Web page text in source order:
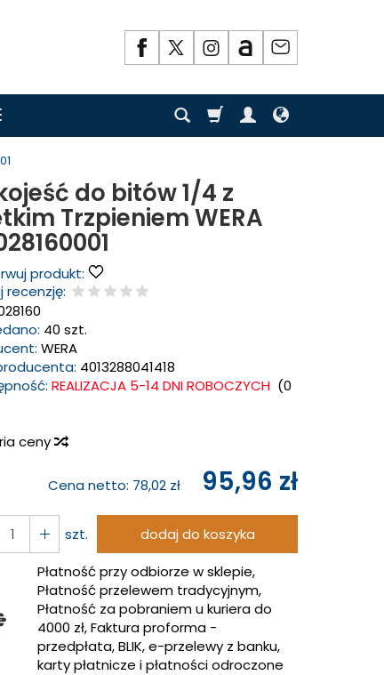
do bitów 1/4 z
Trzpieniem WERA
produkt:
recenzję:
40 szt.
WERA
4013288041418
REALIZACJA 5-14 DNI ROBOCZYCH (0
ceny
Cena netto: 78,02 zł 95,96 zł
szt.
dodaj do koszyka
Płatność przy odbiorze w sklepie,
Płatność przelewem tradycyjnym,
Płatność za pobraniem u kuriera do
4000 zł, Faktura proforma -
przedpłata, BLIK, e-przelewy z banku,
karty płatnicze i płatności odroczone